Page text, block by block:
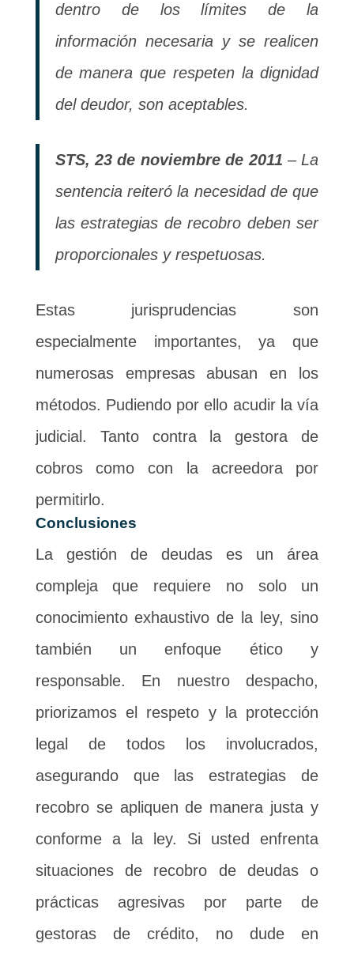
dentro de los límites de la
información necesaria y se realicen
de manera que respeten la dignidad
del deudor, son aceptables.
STS, 23 de noviembre de 2011 – La
sentencia reiteró la necesidad de que
las estrategias de recobro deben ser
proporcionales y respetuosas.
Estas jurisprudencias son
especialmente importantes, ya que
numerosas empresas abusan en los
métodos. Pudiendo por ello acudir la vía
judicial. Tanto contra la gestora de
cobros como con la acreedora por
permitirlo.
Conclusiones
La gestión de deudas es un área
compleja que requiere no solo un
conocimiento exhaustivo de la ley, sino
también un enfoque ético y
responsable. En nuestro despacho,
priorizamos el respeto y la protección
legal de todos los involucrados,
asegurando que las estrategias de
recobro se apliquen de manera justa y
conforme a la ley. Si usted enfrenta
situaciones de recobro de deudas o
prácticas agresivas por parte de
gestoras de crédito, no dude en